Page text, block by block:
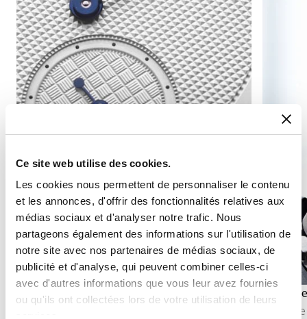
Ce site web utilise des cookies.
Les cookies nous permettent de personnaliser le contenu
et les annonces, d'offrir des fonctionnalités relatives aux
médias sociaux et d'analyser notre trafic. Nous
partageons également des informations sur l'utilisation de
notre site avec nos partenaires de médias sociaux, de
publicité et d'analyse, qui peuvent combiner celles-ci
avec d'autres informations que vous leur avez fournies
ou qu'ils ont collectées lors de votre utilisation de leurs
Affichage seconde
Phase
La